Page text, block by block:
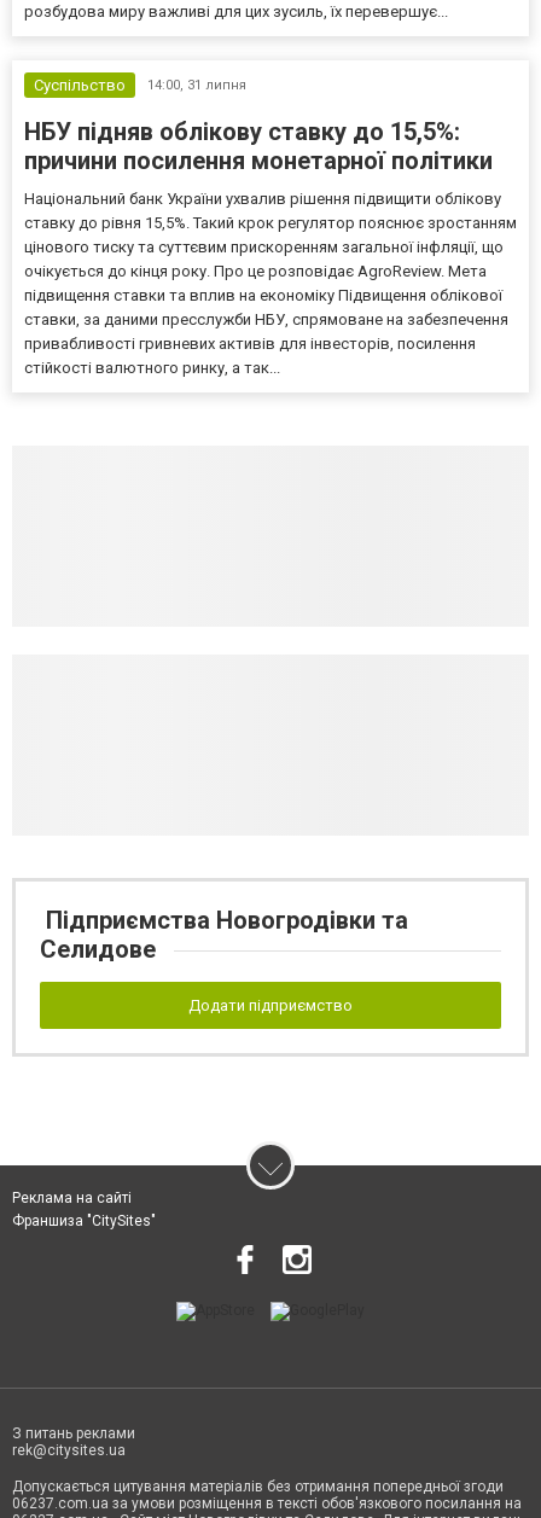
розбудова миру важливі для цих зусиль, їх перевершує...
Суспільство 14:00, 31 липня
НБУ підняв облікову ставку до 15,5%:
причини посилення монетарної політики
Національний банк України ухвалив рішення підвищити облікову
ставку до рівня 15,5%. Такий крок регулятор пояснює зростанням
цінового тиску та суттєвим прискоренням загальної інфляції, що
очікується до кінця року. Про це розповідає AgroReview. Мета
підвищення ставки та вплив на економіку Підвищення облікової
ставки, за даними пресслужби НБУ, спрямоване на забезпечення
привабливості гривневих активів для інвесторів, посилення
стійкості валютного ринку, а так...
Підприємства Новогродівки та
Селидове
Додати підприємство
Реклама на сайті
Франшиза "CitySites"
З питань реклами
rek@citysites.ua
Допускається цитування матеріалів без отримання попередньої згоди
06237.com.ua за умови розміщення в тексті обов'язкового посилання на